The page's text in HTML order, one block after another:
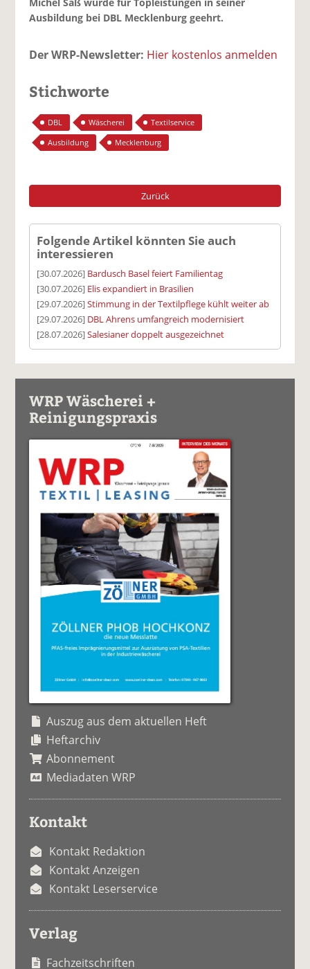
Ausbildung bei DBL Mecklenburg geehrt.
Der WRP-Newsletter: Hier kostenlos anmelden
Stichworte
DBL Wäscherei
Textilservice
Ausbildung
Mecklenburg
Zurück
Folgende Artikel könnten Sie auch
interessieren
[30.07.2026] Bardusch Basel feiert Familientag
[30.07.2026] Elis expandiert in Brasilien
[29.07.2026]Stimmung in der Textilpflege kühlt weiter ab
[29.07.2026] DBL Ahrens umfangreich modernisiert
[28.07.2026]Salesianer doppelt ausgezeichnet
WRP Wäscherei +
Reinigungspraxis
Auszug aus dem aktuellen Heft
Heftarchiv
Abonnement
Mediadaten WRP
Kontakt
Kontakt Redaktion
Kontakt Anzeigen
Kontakt Leserservice
Verlag
Fachzeitschriften